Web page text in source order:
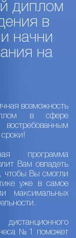
диплом
в
начни
на
возможность
в сфере
программа
Вам овладеть
чтобы Вы смогли
уже в самое
максимальных
№1 поможет